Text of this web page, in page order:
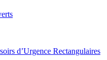
d’Urgence Rectangulaires